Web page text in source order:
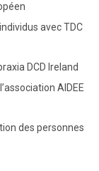
avec TDC
DCD Ireland
AIDEE
des personnes